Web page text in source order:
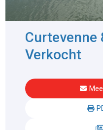
Curtevenne
Verkocht